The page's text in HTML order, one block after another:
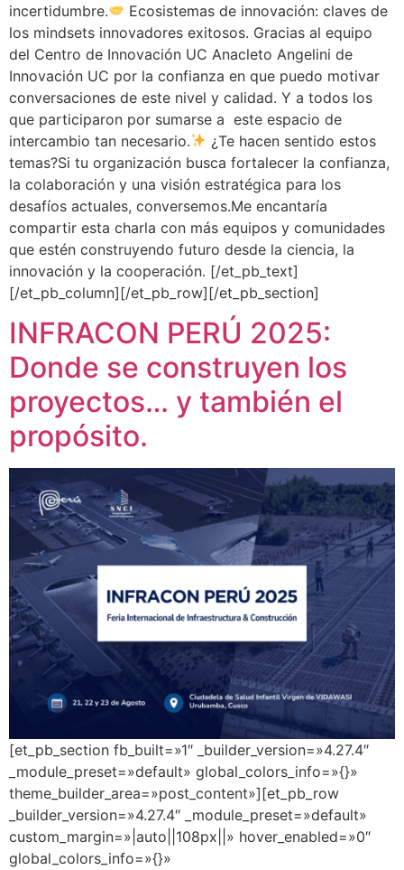
incertidumbre.
Ecosistemas de innovación: claves de
los mindsets innovadores exitosos. Gracias al equipo
del Centro de Innovación UC Anacleto Angelini de
Innovación UC por la confianza en que puedo motivar
conversaciones de este nivel y calidad. Y a todos los
que participaron por sumarse a este espacio de
intercambio tan necesario.
¿Te hacen sentido estos
temas?Si tu organización busca fortalecer la confianza,
la colaboración y una visión estratégica para los
desafíos actuales, conversemos.Me encantaría
compartir esta charla con más equipos y comunidades
que estén construyendo futuro desde la ciencia, la
innovación y la cooperación. [/et_pb_text]
[/et_pb_column][/et_pb_row][/et_pb_section]
INFRACON PERÚ 2025:
Donde se construyen los
proyectos… y también el
propósito.
[et_pb_section fb_built=»1″ _builder_version=»4.27.4″
_module_preset=»default» global_colors_info=»{}»
theme_builder_area=»post_content»][et_pb_row
_builder_version=»4.27.4″ _module_preset=»default»
custom_margin=»|auto||108px||» hover_enabled=»0″
global_colors_info=»{}»